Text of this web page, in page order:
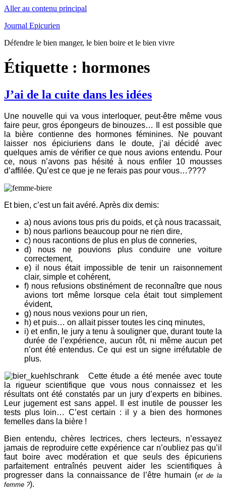
Aller au contenu principal
Journal Epicurien
Défendre le bien manger, le bien boire et le bien vivre
Étiquette : hormones
J’ai de la cuite dans les idées
Une nouvelle qui va vous interloquer, peut-être même vous
faire peur, gros épongeurs de binouzes… Il est possible que
la bière contienne des hormones féminines. Ne pouvant
laisser nos épiciuriens dans le doute, j’ai décidé avec
quelques amis de vérifier ce que nous avions entendu. Pour
ce, nous n’avons pas hésité à nous enfiler 10 mousses
d’affilée. Qu’est ce que je ne ferais pas pour vous…????
Et bien, c’est un fait avéré. Après dix demis:
a) nous avions tous pris du poids, et çà nous tracassait,
b) nous parlions beaucoup pour ne rien dire,
c) nous racontions de plus en plus de conneries,
d) nous ne pouvions plus conduire une voiture
correctement,
e) il nous était impossible de tenir un raisonnement
clair, simple et cohérent,
f) nous refusions obstinément de reconnaître que nous
avions tort même lorsque cela était tout simplement
évident,
g) nous nous vexions pour un rien,
h) et puis… on allait pisser toutes les cinq minutes,
i) et enfin, le jury a tenu à souligner que, durant toute la
durée de l’expérience, aucun rôt, ni même aucun pet
n’ont été entendus. Ce qui est un signe irréfutable de
plus.
Cette étude a été menée avec toute
la rigueur scientifique que vous nous connaissez et les
résultats ont été constatés par un jury d’experts en bibines.
Leur jugement est sans appel. Il est inutile de pousser les
tests plus loin… C’est certain : il y a bien des hormones
femelles dans la bière !
Bien entendu, chères lectrices, chers lecteurs, n’essayez
jamais de reproduire cette expérience car n’oubliez pas qu’il
faut boire avec modération et que seuls des épicuriens
parfaitement entraînés peuvent aider les scientifiques à
progresser dans la connaissance de l’être humain (et de la
femme ?).